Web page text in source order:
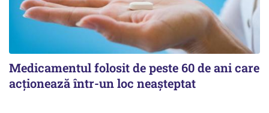
Medicamentul folosit de peste 60 de ani care
acționează într-un loc neașteptat